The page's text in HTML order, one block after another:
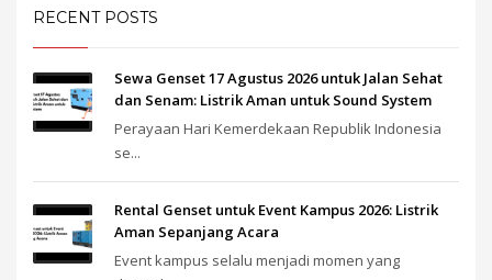
RECENT POSTS
Sewa Genset 17 Agustus 2026 untuk Jalan Sehat
dan Senam: Listrik Aman untuk Sound System
Perayaan Hari Kemerdekaan Republik Indonesia
se...
Rental Genset untuk Event Kampus 2026: Listrik
Aman Sepanjang Acara
Event kampus selalu menjadi momen yang